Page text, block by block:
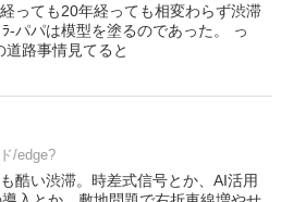
っても20年経っても相変わらず渋滞
‐パパは模型を塗るのであった。 っ
路事情見てると
/edge?
酷い渋滞。時差式信号とか、AI活用